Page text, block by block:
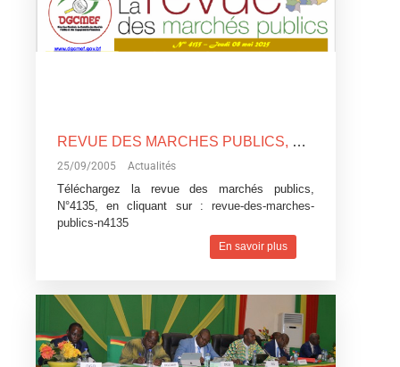
REVUE DES MARCHES PUBLICS, N°4135
25/09/2005 Actualités
Téléchargez la revue des marchés publics,
N°4135, en cliquant sur : revue-des-marches-
publics-n4135
En savoir plus